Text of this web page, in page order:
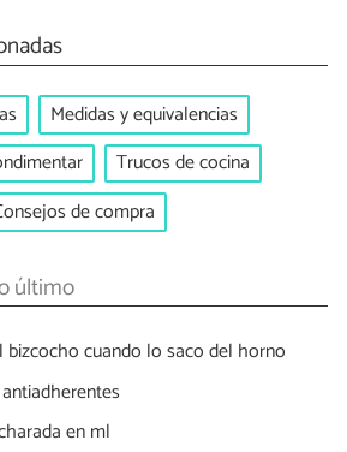
Medidas y equivalencias
Trucos de cocina
de compra
último
bizcocho cuando lo saco del horno
en ml